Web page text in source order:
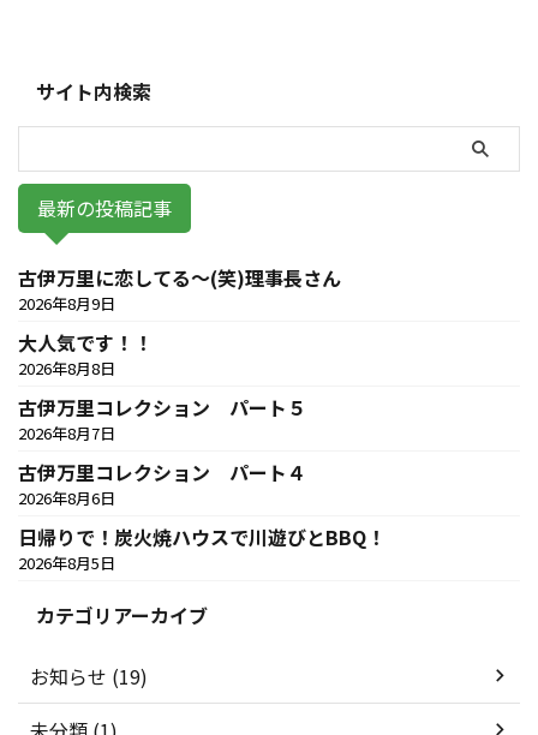
サイト内検索
最新の投稿記事
古伊万里に恋してる～(笑)理事長さん
2026年8月9日
大人気です！！
2026年8月8日
古伊万里コレクション パート５
2026年8月7日
古伊万里コレクション パート４
2026年8月6日
日帰りで！炭火焼ハウスで川遊びとBBQ！
2026年8月5日
カテゴリアーカイブ
お知らせ (19)